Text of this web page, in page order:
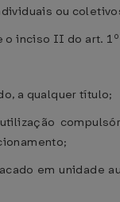
ou
o inciso II do art.
a qualquer título;
em unidade